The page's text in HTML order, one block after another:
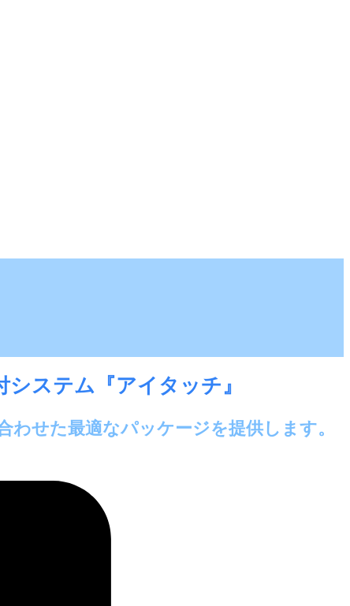
ステム『アイタッチ』
せた最適なパッケージを提供します。